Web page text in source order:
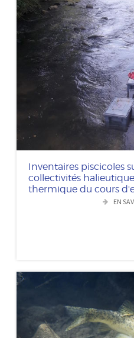
Inventaires piscicoles
collectivités
thermique du cours
EN